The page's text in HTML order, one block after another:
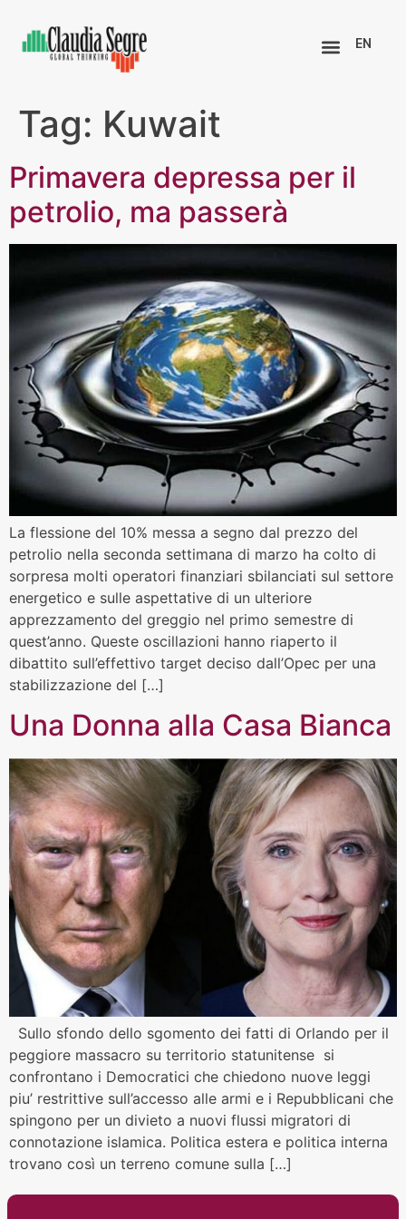
EN
Tag: Kuwait
Primavera depressa per il
petrolio, ma passerà
La flessione del 10% messa a segno dal prezzo del
petrolio nella seconda settimana di marzo ha colto di
sorpresa molti operatori finanziari sbilanciati sul settore
energetico e sulle aspettative di un ulteriore
apprezzamento del greggio nel primo semestre di
quest’anno. Queste oscillazioni hanno riaperto il
dibattito sull’effettivo target deciso dall’Opec per una
stabilizzazione del […]
Una Donna alla Casa Bianca
Sullo sfondo dello sgomento dei fatti di Orlando per il
peggiore massacro su territorio statunitense si
confrontano i Democratici che chiedono nuove leggi
piu’ restrittive sull’accesso alle armi e i Repubblicani che
spingono per un divieto a nuovi flussi migratori di
connotazione islamica. Politica estera e politica interna
trovano così un terreno comune sulla […]